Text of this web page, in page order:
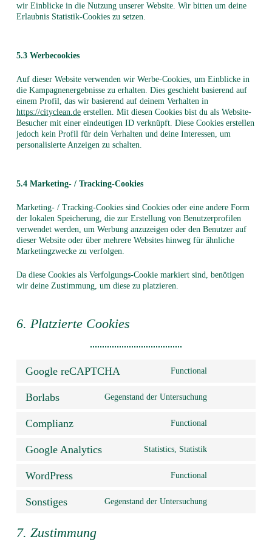
wir Einblicke in die Nutzung unserer Website. Wir bitten um deine
Erlaubnis Statistik-Cookies zu setzen.
5.3 Werbecookies
Auf dieser Website verwenden wir Werbe-Cookies, um Einblicke in
die Kampagnenergebnisse zu erhalten. Dies geschieht basierend auf
einem Profil, das wir basierend auf deinem Verhalten in
https://cityclean.deerstellen. Mit diesen Cookies bist du als Website-
Besucher mit einer eindeutigen ID verknüpft. Diese Cookies erstellen
jedoch kein Profil für dein Verhalten und deine Interessen, um
personalisierte Anzeigen zu schalten.
5.4 Marketing- / Tracking-Cookies
Marketing- / Tracking-Cookies sind Cookies oder eine andere Form
der lokalen Speicherung, die zur Erstellung von Benutzerprofilen
verwendet werden, um Werbung anzuzeigen oder den Benutzer auf
dieser Website oder über mehrere Websites hinweg für ähnliche
Marketingzwecke zu verfolgen.
Da diese Cookies als Verfolgungs-Cookie markiert sind, benötigen
wir deine Zustimmung, um diese zu platzieren.
6. Platzierte Cookies
Google reCAPTCHA Functional
Borlabs Gegenstand der Untersuchung
Complianz Functional
Google Analytics Statistics, Statistik
WordPress Functional
Sonstiges Gegenstand der Untersuchung
7. Zustimmung